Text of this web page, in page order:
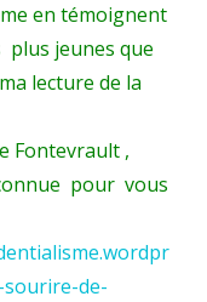
en témoignent
plus jeunes que
lecture de la
Fontevrault ,
pour vous
de-